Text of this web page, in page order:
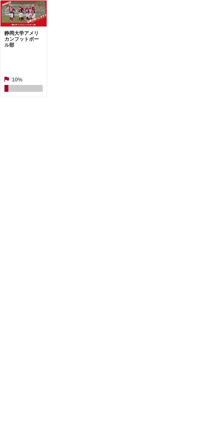
静岡大学アメリ
カンフットボー
ル部
10%